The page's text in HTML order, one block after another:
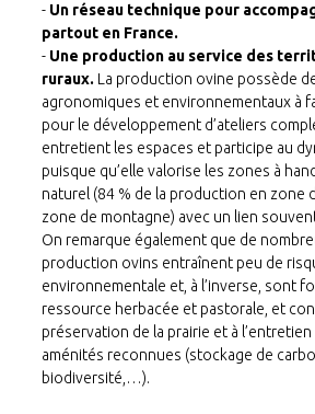
Un réseau technique pour
partout en France.
Une production au service des
ruraux. La production ovine possède
agronomiques et environnementaux à
pour le développement d’ateliers
entretient les espaces et participe au
puisque qu’elle valorise les zones à
naturel (84 % de la production en zone
zone de montagne) avec un lien
On remarque également que de
production ovins entraînent peu de
environnementale et, à l’inverse, sont
ressource herbacée et pastorale, et
préservation de la prairie et à
aménités reconnues (stockage de
biodiversité,…).